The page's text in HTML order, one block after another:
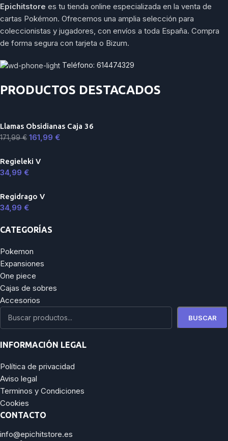
Epichitstore es tu tienda online especializada en la venta de
cartas Pokémon. Ofrecemos una amplia selección para
coleccionistas y jugadores, con envíos a toda España. Compra
de forma segura con tarjeta o Bizum.
Teléfono: 614474329
PRODUCTOS DESTACADOS
Llamas Obsidianas Caja 36
171,99€ 161,99 €
Regieleki V
34,99 €
Regidrago V
34,99 €
CATEGORÍAS
Pokemon
Expansiones
One piece
Cajas de sobres
Accesorios
BUSCAR
INFORMACIÓN LEGAL
Política de privacidad
Aviso legal
Terminos y Condiciones
Cookies
CONTACTO
info@epichitstore.es